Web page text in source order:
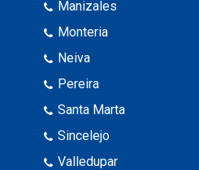
Manizales
Monteria
Neiva
Pereira
Santa Marta
Sincelejo
Valledupar